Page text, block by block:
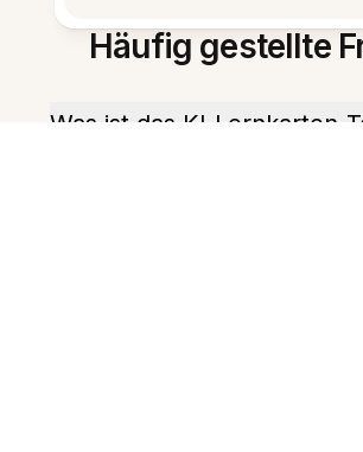
Häufig gestellte
Was ist das